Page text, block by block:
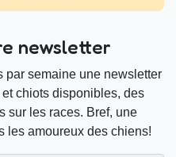
newsletter
par semaine une newsletter
chiots disponibles, des
sur les races. Bref, une
les amoureux des chiens!